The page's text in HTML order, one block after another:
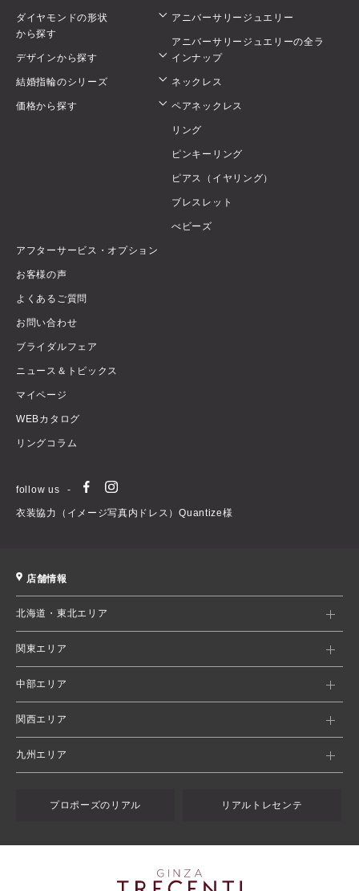
ダイヤモンドの形状
から探す
デザインから探す
結婚指輪のシリーズ
価格から探す
アニバーサリージュエリー
アニバーサリージュエリーの全ラ
インナップ
ネックレス
ペアネックレス
リング
ピンキーリング
ピアス（イヤリング）
ブレスレット
べビーズ
アフターサービス・オプション
お客様の声
よくあるご質問
お問い合わせ
ブライダルフェア
ニュース＆トピックス
マイページ
WEBカタログ
リングコラム
follow us
衣装協力（イメージ写真内ドレス）Quantize様
店舗情報
北海道・東北エリア
関東エリア
中部エリア
関西エリア
九州エリア
プロポーズのリアル リアルトレセンテ